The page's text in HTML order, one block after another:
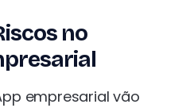
no
empresarial vão